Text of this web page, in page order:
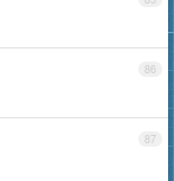
86
87